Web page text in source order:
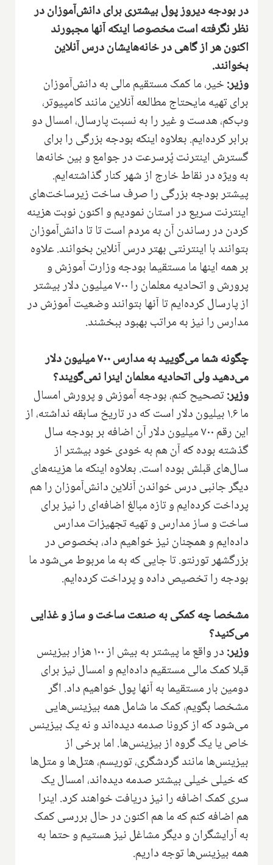
در بودجه دیروز پول بیشتری برای دانش‌آموزان در
نظر نگرفته است مخصوصا اینکه آنها مجبورند
اکنون هر از گاهی در خانه‌هایشان درس آنلاین
بخوانند.
وزیر:خیر، ما کمک مستقیم مالی به دانش‌آموزان
برای تهیه مایحتاج مطالعه آنلاین مانند کامپیوتر،
وب‌کم، هدست و غیر را به نسبت پارسال، امسال دو
برابر کرده‌ایم. بعلاوه اینکه بودجه بزرگی را برای
گسترش اینترنت پُرسرعت در جوامع و بین خانه‌ها
به ویژه در نقاط خارج از شهر کنار گذاشته‌ایم.
پیشتر بودجه بزرگی را صرف ساخت زیرساخت‌های
اینترنت سریع در استان نمودیم و اکنون نوبت هزینه
کردن در رساندن آن به مردم است تا تا دانش‌آموزان
بتوانند با اینترنتی بهتر درس آنلاین بخوانند. علاوه
بر همه اینها ما مستقیما بودجه وزارت آموزش و
پرورش و اتحادیه معلمان را ۷۰۰ میلیون دلار بیشتر
از پارسال کرده‌ایم تا آنها بتوانند وضعیت آموزش در
مدارس را نیز به مراتب بهبود ببخشند.
چگونه شما می‌گویید به مدارس ۷۰۰ میلیون دلار
می‌دهید ولی اتحادیه معلمان اینرا نمی‌گویند؟
وزیر:تصحیح کنم، بودجه آموزش و پرورش امسال
ما ۱.۶ بیلیون دلار است که در تاریخ سابقه نداشته، از
این رقم ۷۰۰ میلیون دلار آن اضافه بر بودجه سال
گذشته بوده که آن هم به خودی خود بیشتر از
سال‌های قبلش بوده است. بعلاوه اینکه ما هزینه‌های
دیگر جانبی درس خواندن آنلاین دانش‌آموزان را هم
پرداخت کرده‌ایم و تازه مبالغ اضافه‌ای را نیز برای
ساخت و ساز مدارس و تهیه تجهیزات مدارس
داده‌ایم و همچنان نیز خواهیم داد، بخصوص در
بزرگشهر تورنتو. تا جایی که به ما مربوط می‌شود ما
بودجه را تخصیص داده و پرداخت کرده‌ایم.
مشخصا چه کمکی به صنعت ساخت و ساز و غذایی
می‌کنید؟
وزیر:
در واقع ما پیشتر به بیش از ۱۰۰ هزار بیزینس
قبلا کمک مالی مستقیم داده‌ایم و امسال نیز برای
دومین بار مستقیما به آنها پول خواهیم داد. اگر
مشخصا بگویم، کمک ما شامل همه بیزینس‌هایی
می‌شود که از کرونا صدمه دیده‌اند و نه یک بیزینس
خاص یا یک گروه از بیزینس‌ها. اما برخی از
بیزینس‌ها مانند گردشگری، توریسم، هتل‌ها و متل‌ها
که خیلی خیلی بیشتر صدمه دیده‌اند، امسال یک
سری کمک اضافه را نیز دریافت خواهند کرد. اینرا
هم اضافه کنم که ما هم اکنون در حال بررسی کمک
به آرایشگران و دیگر مشاغل نیز هستیم و حتما به
همه بیزینس‌ها توجه داریم.